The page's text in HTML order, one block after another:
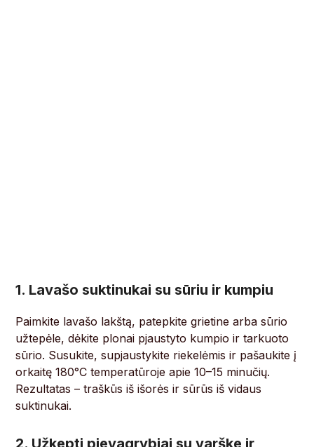
1. Lavašo suktinukai su sūriu ir kumpiu
Paimkite lavašo lakštą, patepkite grietine arba sūrio
užtepėle, dėkite plonai pjaustyto kumpio ir tarkuoto
sūrio. Susukite, supjaustykite riekelėmis ir pašaukite į
orkaitę 180°C temperatūroje apie 10–15 minučių.
Rezultatas – traškūs iš išorės ir sūrūs iš vidaus
suktinukai.
2. Užkepti pievagrybiai su varške ir